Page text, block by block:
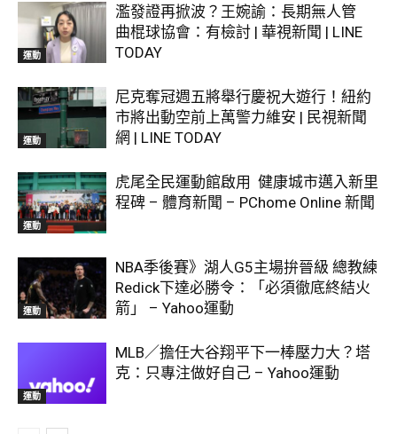
運動
濫發證再掀波？王婉諭：長期無人管
曲棍球協會：有檢討 | 華視新聞 | LINE
TODAY
運動
尼克奪冠週五將舉行慶祝大遊行！紐約
市將出動空前上萬警力維安 | 民視新聞
網 | LINE TODAY
運動
虎尾全民運動館啟用 健康城市邁入新里
程碑 – 體育新聞 – PChome Online 新聞
運動
NBA季後賽》湖人G5主場拚晉級 總教練
Redick下達必勝令：「必須徹底終結火
箭」 – Yahoo運動
運動
MLB／擔任大谷翔平下一棒壓力大？塔
克：只專注做好自己 – Yahoo運動